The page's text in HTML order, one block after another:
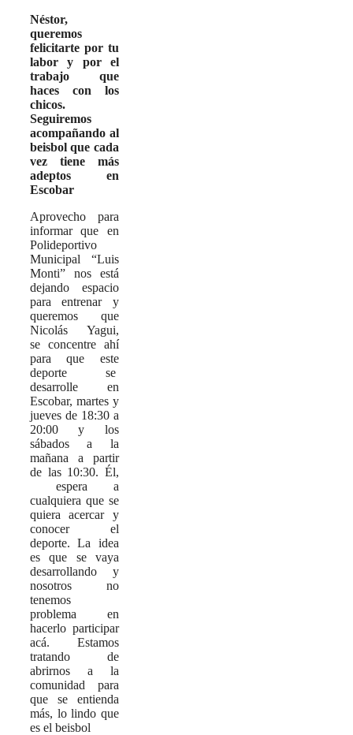
Néstor,
queremos
felicitarte por tu
labor y por el
trabajo que
haces con los
chicos.
Seguiremos
acompañando al
beisbol que cada
vez tiene más
adeptos en
Escobar
Aprovecho para
informar que en
Polideportivo
Municipal “Luis
Monti” nos está
dejando espacio
para entrenar y
queremos que
Nicolás Yagui,
se concentre ahí
para que este
deporte se
desarrolle en
Escobar, martes y
jueves de 18:30 a
20:00 y los
sábados a la
mañana a partir
de las 10:30. Él,
espera a
cualquiera que se
quiera acercar y
conocer el
deporte. La idea
es que se vaya
desarrollando y
nosotros no
tenemos
problema en
hacerlo participar
acá. Estamos
tratando de
abrirnos a la
comunidad para
que se entienda
más, lo lindo que
es el beisbol